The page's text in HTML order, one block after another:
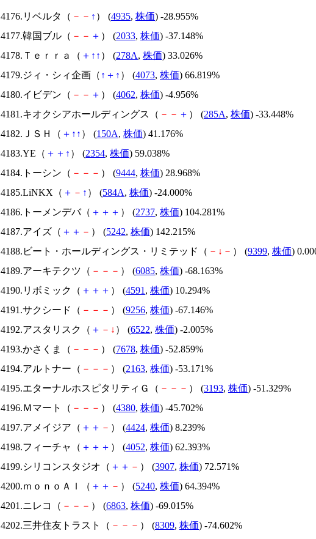
4176.リベルタ（ － － ↑ ） (4935, 株価) -28.955%
4177.韓国ブル（ － － ＋ ） (2033, 株価) -37.148%
4178.Ｔｅｒｒａ（ ＋ ↑ ↑ ） (278A, 株価) 33.026%
4179.ジィ・シィ企画（ ↑ ＋ ↑ ） (4073, 株価) 66.819%
4180.イビデン（ － － ＋ ） (4062, 株価) -4.956%
4181.キオクシアホールディングス（ － － ＋ ） (285A, 株価) -33.448%
4182.ＪＳＨ（ ＋ ↑ ↑ ） (150A, 株価) 41.176%
4183.YE（ ＋ ＋ ↑ ） (2354, 株価) 59.038%
4184.トーシン（ － － － ） (9444, 株価) 28.968%
4185.LiNKX（ ＋ － ↑ ） (584A, 株価) -24.000%
4186.トーメンデバ（ ＋ ＋ ＋ ） (2737, 株価) 104.281%
4187.アイズ（ ＋ ＋ － ） (5242, 株価) 142.215%
4188.ビート・ホールディングス・リミテッド（ － ↓ － ） (9399, 株価)
4189.アーキテクツ（ － － － ） (6085, 株価) -68.163%
4190.リボミック（ ＋ ＋ ＋ ） (4591 , 株価) 10.294%
4191.サクシード（ － － － ） (9256, 株価) -67.146%
4192.アスタリスク（ ＋ － ↓ ） (6522, 株価) -2.005%
4193.かさくま（ － － － ） (7678, 株価) -52.859%
4194.アルトナー（ － － － ） (2163, 株価) -53.171%
4195.エターナルホスピタリティＧ（ － － － ） (3193, 株価) -51.329%
4196.Ｍマート（ － － － ） (4380, 株価) -45.702%
4197.アメイジア（ ＋ ＋ － ） (4424, 株価) 8.239%
4198.フィーチャ（ ＋ ＋ ＋ ） (4052, 株価) 62.393%
4199.シリコンスタジオ（ ＋ ＋ － ） (3907, 株価) 72.571%
4200.ｍｏｎｏＡＩ（ ＋ ＋ － ） (5240, 株価) 64.394%
4201.ニレコ（ － － － ） (6863, 株価) -69.015%
4202.三井住友トラスト（ － － － ） (8309, 株価) -74.602%